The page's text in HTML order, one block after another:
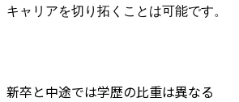
キャリアを切り拓くことは可能です。
新卒と中途では学歴の比重は異なる